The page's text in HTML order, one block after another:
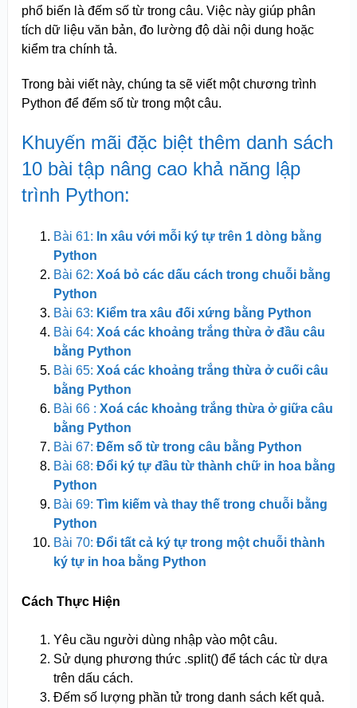
phổ biến là đếm số từ trong câu. Việc này giúp phân
tích dữ liệu văn bản, đo lường độ dài nội dung hoặc
kiểm tra chính tả.
Trong bài viết này, chúng ta sẽ viết một chương trình
Python để đếm số từ trong một câu.
Khuyến mãi đặc biệt thêm danh sách
10 bài tập nâng cao khả năng lập
trình Python:
Bài 61: In xâu với mỗi ký tự trên 1 dòng bằng
Python
Bài 62: Xoá bỏ các dấu cách trong chuỗi bằng
Python
Bài 63: Kiểm tra xâu đối xứng bằng Python
Bài 64: Xoá các khoảng trắng thừa ở đầu câu
bằng Python
Bài 65: Xoá các khoảng trắng thừa ở cuối câu
bằng Python
Bài 66 : Xoá các khoảng trắng thừa ở giữa câu
bằng Python
Bài 67: Đếm số từ trong câu bằng Python
Bài 68: Đổi ký tự đầu từ thành chữ in hoa bằng
Python
Bài 69: Tìm kiếm và thay thế trong chuỗi bằng
Python
Bài 70: Đổi tất cả ký tự trong một chuỗi thành
ký tự in hoa bằng Python
Cách Thực Hiện
Yêu cầu người dùng nhập vào một câu.
Sử dụng phương thức .split() để tách các từ dựa
trên dấu cách.
Đếm số lượng phần tử trong danh sách kết quả.